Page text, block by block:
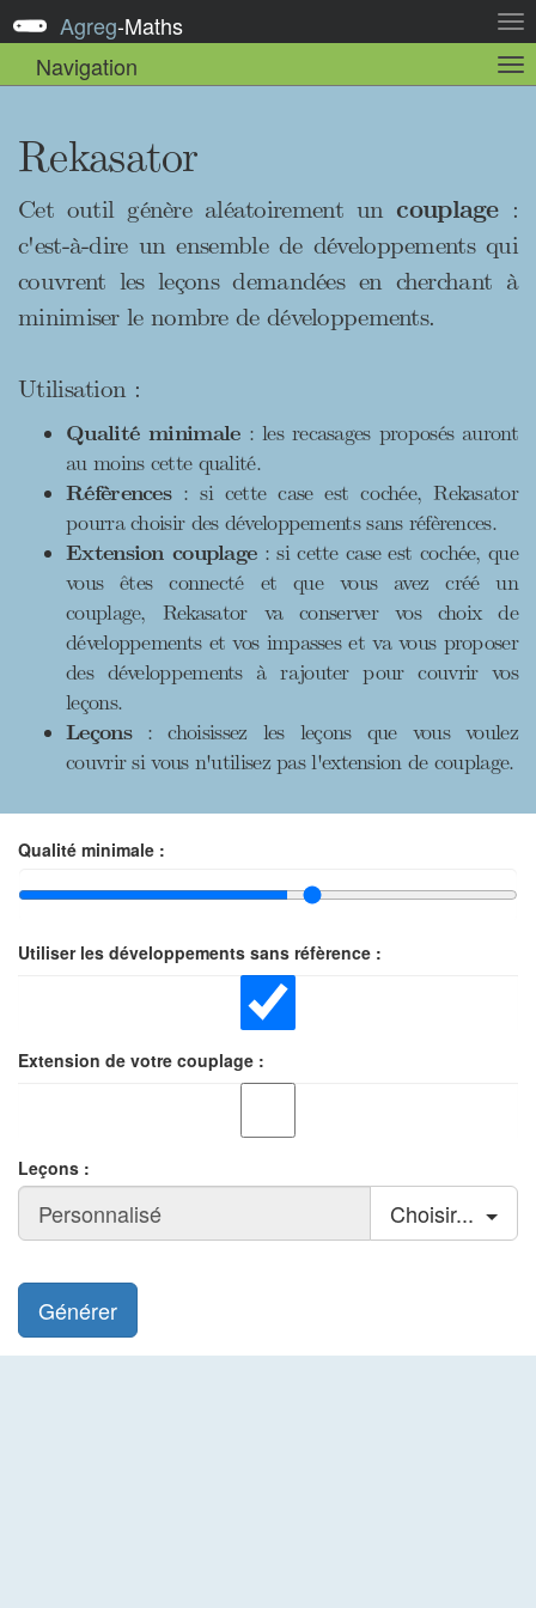
la
Agreg-Maths
Navigation
la
Rekasator
Cet outil génère aléatoirement un couplage:
c'est-à-dire un ensemble de développements qui
couvrent les leçons demandées en cherchant à
minimiser le nombre de développements.
Utilisation :
Qualité minimale: les recasages proposés auront
au moins cette qualité.
Réfèrences: si cette case est cochée, Rekasator
pourra choisir des développements sans réfèrences.
Extension couplage: si cette case est cochée, que
vous êtes connecté et que vous avez créé un
couplage, Rekasator va conserver vos choix de
développements et vos impasses et va vous proposer
des développements à rajouter pour couvrir vos
leçons.
Leçons: choisissez les leçons que vous voulez
couvrir si vous n'utilisez pas l'extension de couplage.
Qualité minimale :
Utiliser les développements sans réfèrence :
Extension de votre couplage :
Leçons :
Choisir...